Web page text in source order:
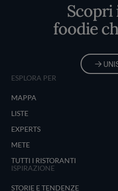
Scopri
foodie
ESPLORA PER
MAPPA
LISTE
EXPERTS
METE
TUTTI I RISTORANTI
ISPIRAZIONE
STORIE E TENDENZE